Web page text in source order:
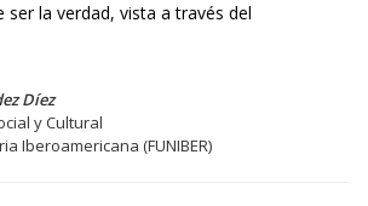
ser la verdad, vista a través del
Díez
y Cultural
Iberoamericana (FUNIBER)